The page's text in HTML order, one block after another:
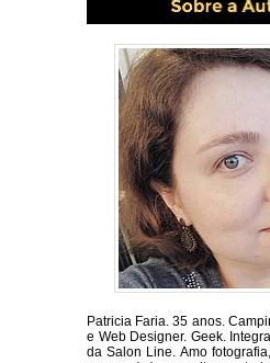
Patricia Faria.35 anos.
e Web Designer. Geek.
da Salon Line. Amo